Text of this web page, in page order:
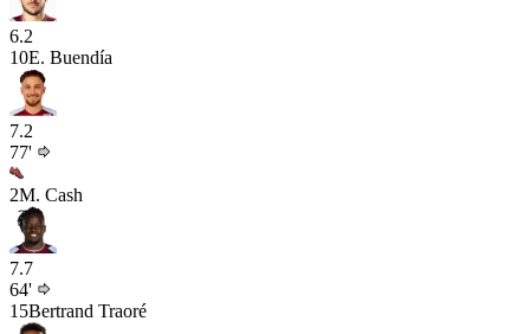
6.2
10E. Buendía
7.2
77'
2M. Cash
7.7
64'
15Bertrand Traoré